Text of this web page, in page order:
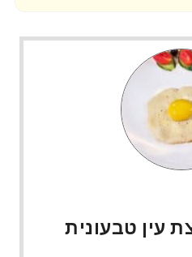
עין טבעונית